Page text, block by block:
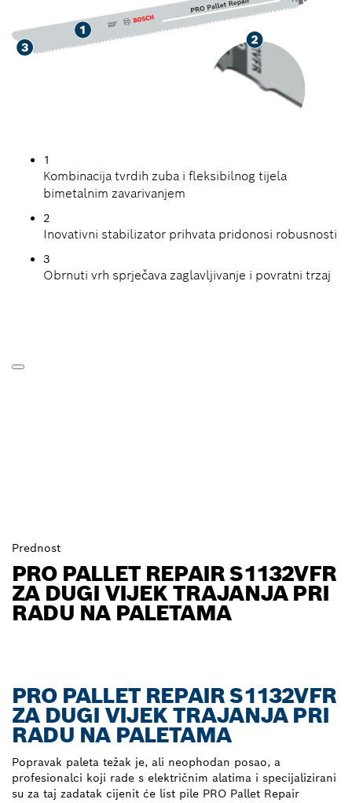
1
Kombinacija tvrdih zuba i fleksibilnog tijela
bimetalnim zavarivanjem
2
Inovativni stabilizator prihvata pridonosi robusnosti
3
Obrnuti vrh sprječava zaglavljivanje i povratni trzaj
Prednost
PRO PALLET REPAIR S1132VFR
ZA DUGI VIJEK TRAJANJA PRI
RADU NA PALETAMA
PRO PALLET REPAIR S1132VFR
ZA DUGI VIJEK TRAJANJA PRI
RADU NA PALETAMA
Popravak paleta težak je, ali neophodan posao, a
profesionalci koji rade s električnim alatima i specijalizirani
su za taj zadatak cijenit će list pile PRO Pallet Repair